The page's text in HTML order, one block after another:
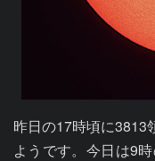
昨日の17時頃に3813
ようです。今日は9